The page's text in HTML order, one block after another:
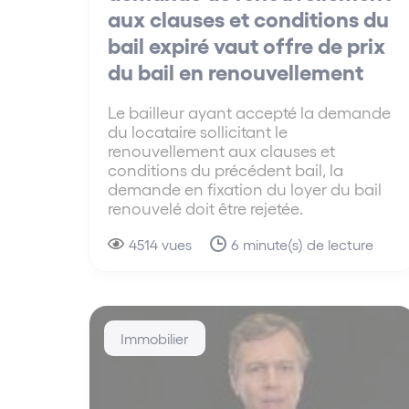
aux clauses et conditions du
bail expiré vaut offre de prix
du bail en renouvellement
Le bailleur ayant accepté la demande
du locataire sollicitant le
renouvellement aux clauses et
conditions du précédent bail, la
demande en fixation du loyer du bail
renouvelé doit être rejetée.
4514 vues 6 minute(s) de lecture
Immobilier